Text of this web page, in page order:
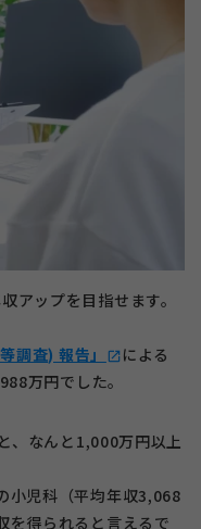
アップを目指せます。
調査) 報告」
open_in_new による
万円でした。
、なんと1,000万円以上
小児科（平均年収3,068
を得られると言えるで